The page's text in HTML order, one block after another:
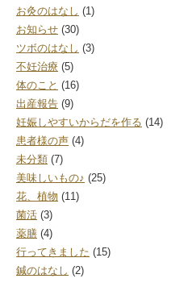
お灸のはなし (1)
お知らせ (30)
ツボのはなし (3)
不妊治療 (5)
体のこと (16)
出産報告 (9)
妊娠しやすいからだを作る (14)
患者様の声 (4)
未分類 (7)
美味しいもの♪ (25)
花、植物 (11)
菌活 (3)
薬膳 (4)
行ってきました (15)
鍼のはなし (2)